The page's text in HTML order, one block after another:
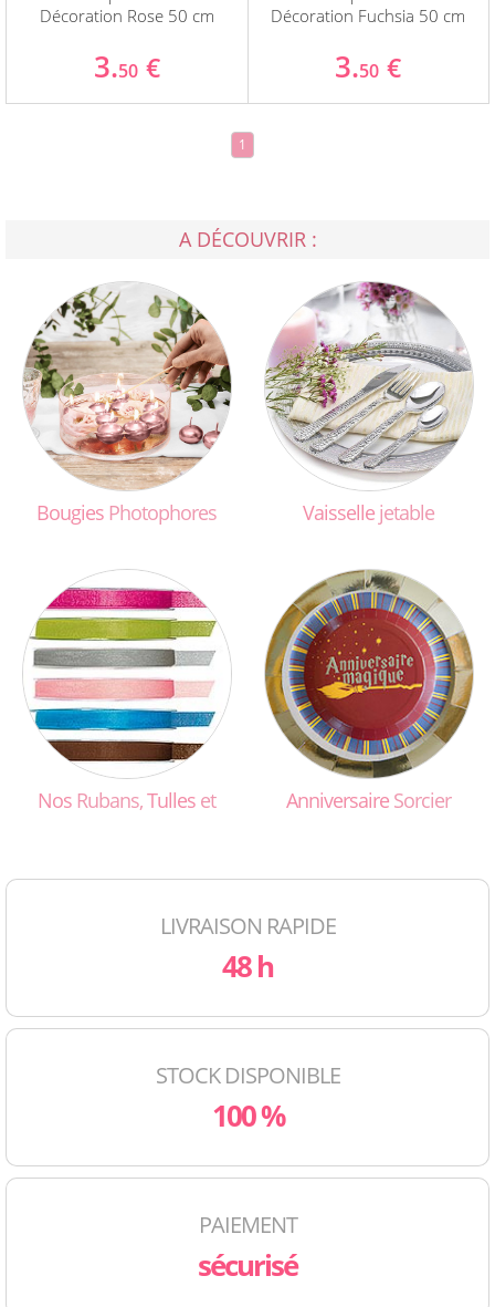
Décoration Rose 50 cm
3.50 €
Décoration Fuchsia 50 cm
3.50 €
1
A DÉCOUVRIR :
Bougies Photophores Vaisselle jetable
Nos Rubans,Tulles et Anniversaire Sorcier
LIVRAISON RAPIDE
48 h
STOCK DISPONIBLE
100 %
PAIEMENT
sécurisé